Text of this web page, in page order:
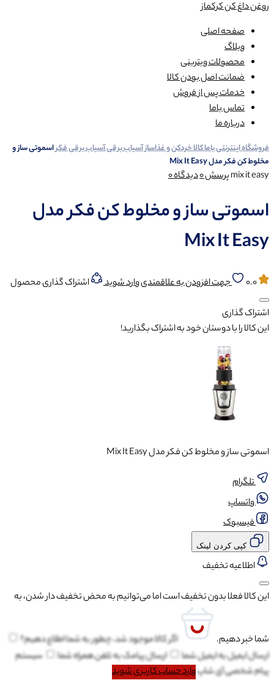
روغن داغ کن کرکماز
صفحه اصلی
وبلاگ
محصولات ویترینی
ضمانت اصل بودن کالا
خدمات پس از فروش
تماس باما
درباره ما
فروشگاه اینترنتی باما کالاخردکن و غذاسازآسیاب برقیآسیاب برقی فکراسموتی ساز و
مخلوط کن فکر مدل Mix It Easy
mix it easyپرسش0دیدگاه0
اسموتی ساز و مخلوط کن فکر مدل
Mix It Easy
0.0 جهت افزودن به علاقمندی وارد شوید اشتراک گذاری محصول
اشتراک گذاری
این کالا را با دوستان خود به اشتراک بگذارید!
اسموتی ساز و مخلوط کن فکر مدل Mix It Easy
تلگرام
واتساپ
فیسبوک
کپی کردن لینک
اطلاعیه تخفیف
این کالا فعلا بدون تخفیف است اما می‌توانیم به محض تخفیف دار شدن، به
شما خبر دهیم.
اگر کالا موجود شد، چطور به شما اطلاع دهیم؟
ارسال ایمیل بهایمیل شما ارسال پیامک بهتلفن همراه شما
سیستم
پیام شخصی آی شاپوارد حساب کاربری شوید